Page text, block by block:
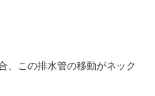
、この排水管の移動がネック